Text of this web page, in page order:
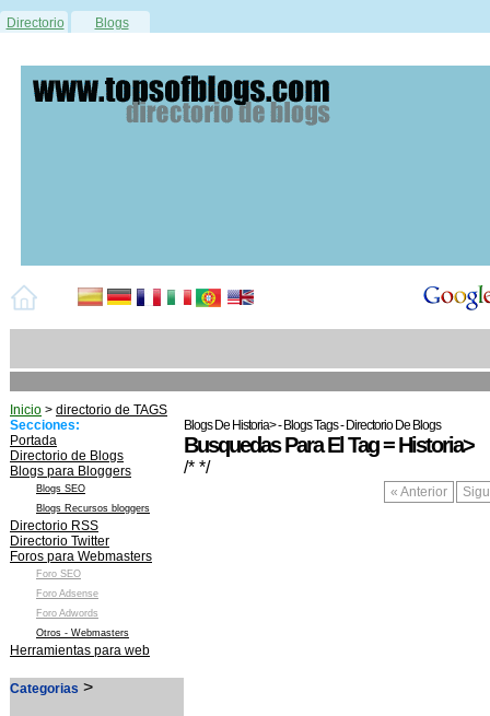
Directorio Blogs
Inicio > directorio de TAGS
Secciones:
Portada
Directorio de Blogs
Blogs para Bloggers
Blogs SEO
Blogs Recursos bloggers
Directorio RSS
Directorio Twitter
Foros para Webmasters
Foro SEO
Foro Adsense
Foro Adwords
Otros - Webmasters
Herramientas para web
Categorias >
Blogs De Historia> - Blogs Tags - Directorio De Blogs
Busquedas Para El Tag = Historia>
/* */
« Anterior